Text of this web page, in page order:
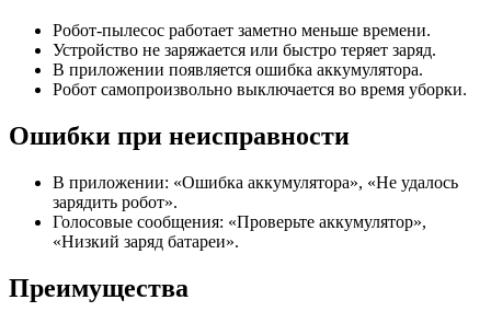
Робот-пылесос работает заметно меньше времени.
Устройство не заряжается или быстро теряет заряд.
В приложении появляется ошибка аккумулятора.
Робот самопроизвольно выключается во время уборки.
Ошибки при неисправности
В приложении: «Ошибка аккумулятора», «Не удалось
зарядить робот».
Голосовые сообщения: «Проверьте аккумулятор»,
«Низкий заряд батареи».
Преимущества